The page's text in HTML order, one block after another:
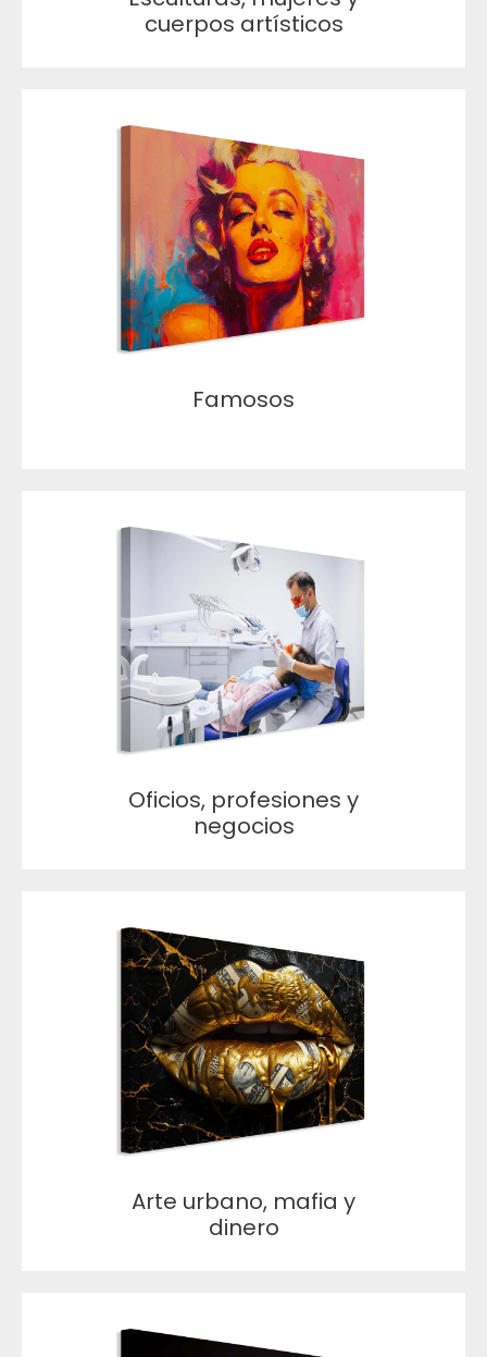
cuerpos artísticos
Famosos
Oficios, profesiones y
negocios
Arte urbano, mafia y
dinero